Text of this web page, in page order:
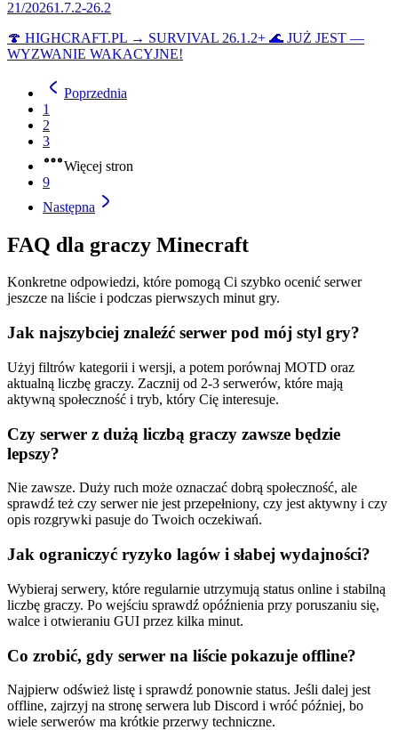
21/20261.7.2-26.2
🍄 HIGHCRAFT.PL → SURVIVAL 26.1.2+ 🌊 JUŻ JEST —
WYZWANIE WAKACYJNE!
Poprzednia
1
2
3
Więcej stron
9
Następna
FAQ dla graczy Minecraft
Konkretne odpowiedzi, które pomogą Ci szybko ocenić serwer
jeszcze na liście i podczas pierwszych minut gry.
Jak najszybciej znaleźć serwer pod mój styl gry?
Użyj filtrów kategorii i wersji, a potem porównaj MOTD oraz
aktualną liczbę graczy. Zacznij od 2-3 serwerów, które mają
aktywną społeczność i tryb, który Cię interesuje.
Czy serwer z dużą liczbą graczy zawsze będzie
lepszy?
Nie zawsze. Duży ruch może oznaczać dobrą społeczność, ale
sprawdź też czy serwer nie jest przepełniony, czy jest aktywny i czy
opis rozgrywki pasuje do Twoich oczekiwań.
Jak ograniczyć ryzyko lagów i słabej wydajności?
Wybieraj serwery, które regularnie utrzymują status online i stabilną
liczbę graczy. Po wejściu sprawdź opóźnienia przy poruszaniu się,
walce i otwieraniu GUI przez kilka minut.
Co zrobić, gdy serwer na liście pokazuje offline?
Najpierw odśwież listę i sprawdź ponownie status. Jeśli dalej jest
offline, zajrzyj na stronę serwera lub Discord i wróć później, bo
wiele serwerów ma krótkie przerwy techniczne.